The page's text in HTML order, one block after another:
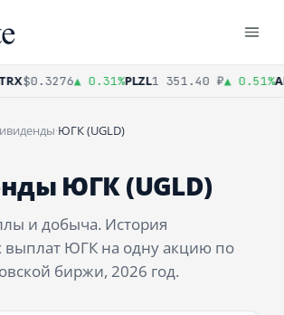
$0.3276▲ 0.31%PLZL1 351.40 ₽▲ 0.51%
·ЮГК (UGLD)
ЮГК (UGLD)
и добыча. История
ЮГК на одну акцию по
биржи, 2026 год.